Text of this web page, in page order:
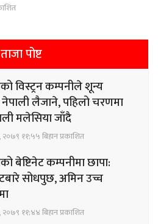
ताजा पोष्ट
विस्ट्रन कम्पनीले शून्य
लैजाने, पहिलो चरणमा
मलेसिया जाँदै
११;५५ बिहान प्रकाशित
बेष्टिनेट कम्पनीमा छापा:
सोधपुछ, अमिन उच्च
११;४४ बिहान प्रकाशित